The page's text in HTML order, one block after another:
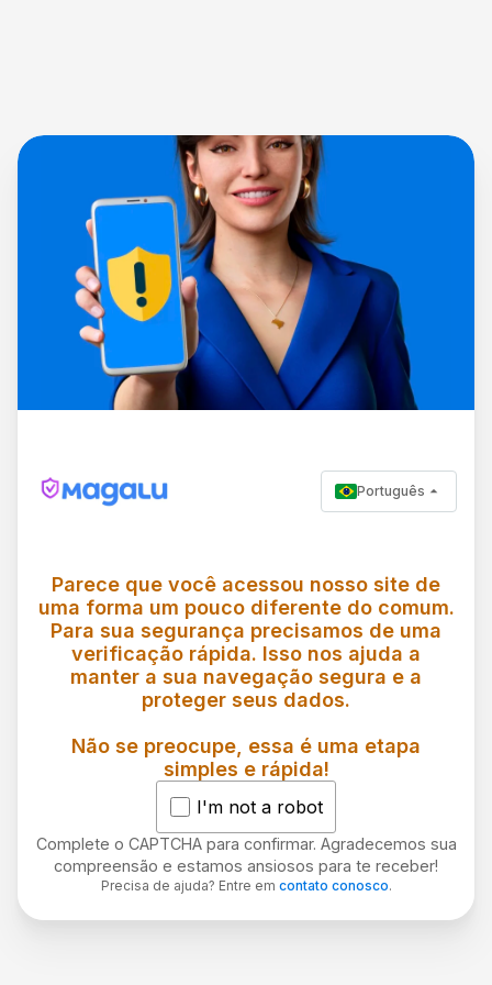
Português
Parece que você acessou nosso site de
uma forma um pouco diferente do comum.
Para sua segurança precisamos de uma
verificação rápida. Isso nos ajuda a
manter a sua navegação segura e a
proteger seus dados.
Não se preocupe, essa é uma etapa
simples e rápida!
I'm not a robot
Complete o CAPTCHA para confirmar. Agradecemos sua
compreensão e estamos ansiosos para te receber!
Precisa de ajuda? Entre em contato conosco.